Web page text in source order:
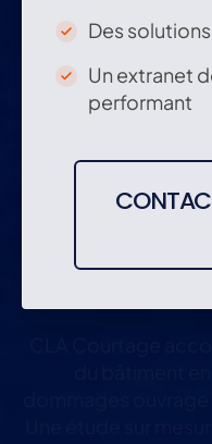
Des
Un extranet
performant